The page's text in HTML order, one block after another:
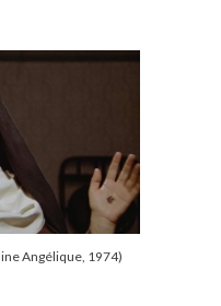
Angélique, 1974)